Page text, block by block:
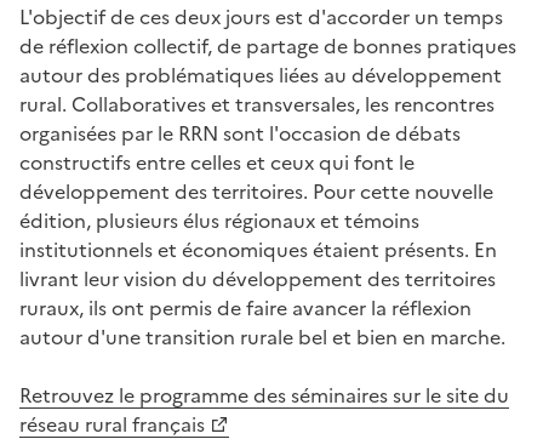
L'objectif de ces deux jours est d'accorder un temps
de réflexion collectif, de partage de bonnes pratiques
autour des problématiques liées au développement
rural. Collaboratives et transversales, les rencontres
organisées par le RRN sont l'occasion de débats
constructifs entre celles et ceux qui font le
développement des territoires. Pour cette nouvelle
édition, plusieurs élus régionaux et témoins
institutionnels et économiques étaient présents. En
livrant leur vision du développement des territoires
ruraux, ils ont permis de faire avancer la réflexion
autour d'une transition rurale bel et bien en marche.
Retrouvez le programme des séminaires sur le site du
réseau rural français